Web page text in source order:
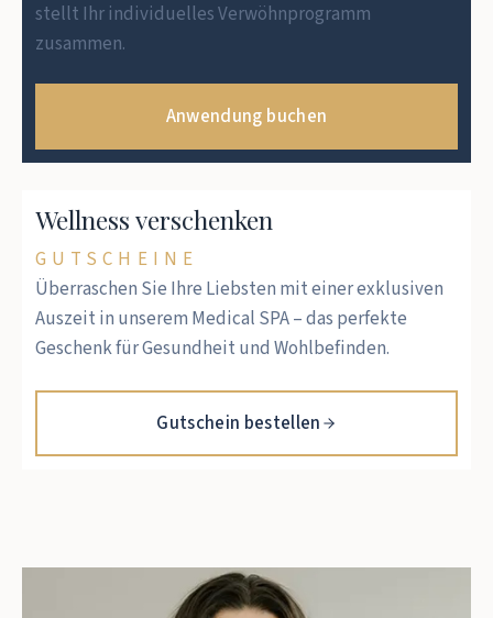
stellt Ihr individuelles Verwöhnprogramm
zusammen.
Anwendung buchen
Wellness verschenken
GUTSCHEINE
Überraschen Sie Ihre Liebsten mit einer exklusiven
Auszeit in unserem Medical SPA – das perfekte
Geschenk für Gesundheit und Wohlbefinden.
Gutschein bestellen